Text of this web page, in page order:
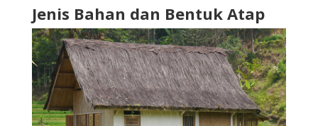
Jenis Bahan dan Bentuk Atap